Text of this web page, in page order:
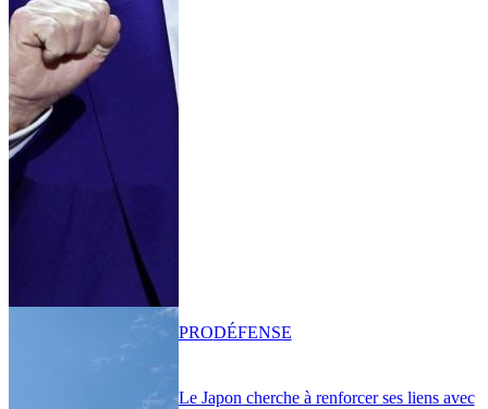
Le Japon cherche à renforcer ses liens avec
PRODÉFENSE